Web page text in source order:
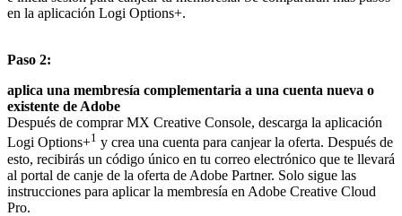
en la aplicación Logi Options+.
Paso 2:
aplica una membresía complementaria a una cuenta nueva o
existente de Adobe
Después de comprar MX Creative Console, descarga la aplicación
Logi Options+1 y crea una cuenta para canjear la oferta. Después de
esto, recibirás un código único en tu correo electrónico que te llevará
al portal de canje de la oferta de Adobe Partner. Solo sigue las
instrucciones para aplicar la membresía en Adobe Creative Cloud
Pro.